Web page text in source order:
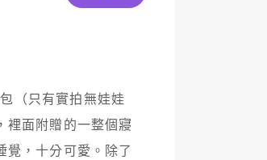
（只有實拍無娃娃
裡面附贈的一整個寢
覺，十分可愛。除了